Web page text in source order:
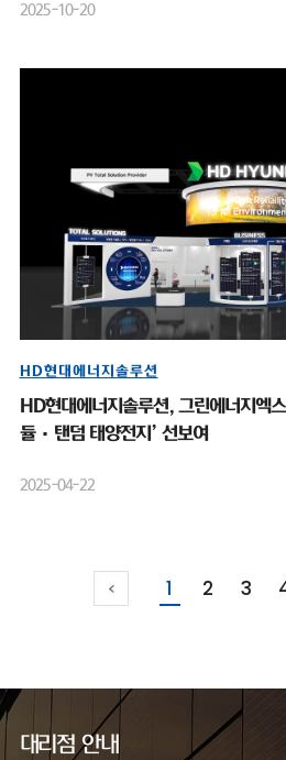
2025-10-20
HD현대에너지솔루션
HD현대에너지솔루션, 그린에너지엑
듈·탠덤 태양전지’ 선보여
2025-04-22
1 2 3
대리점 안내